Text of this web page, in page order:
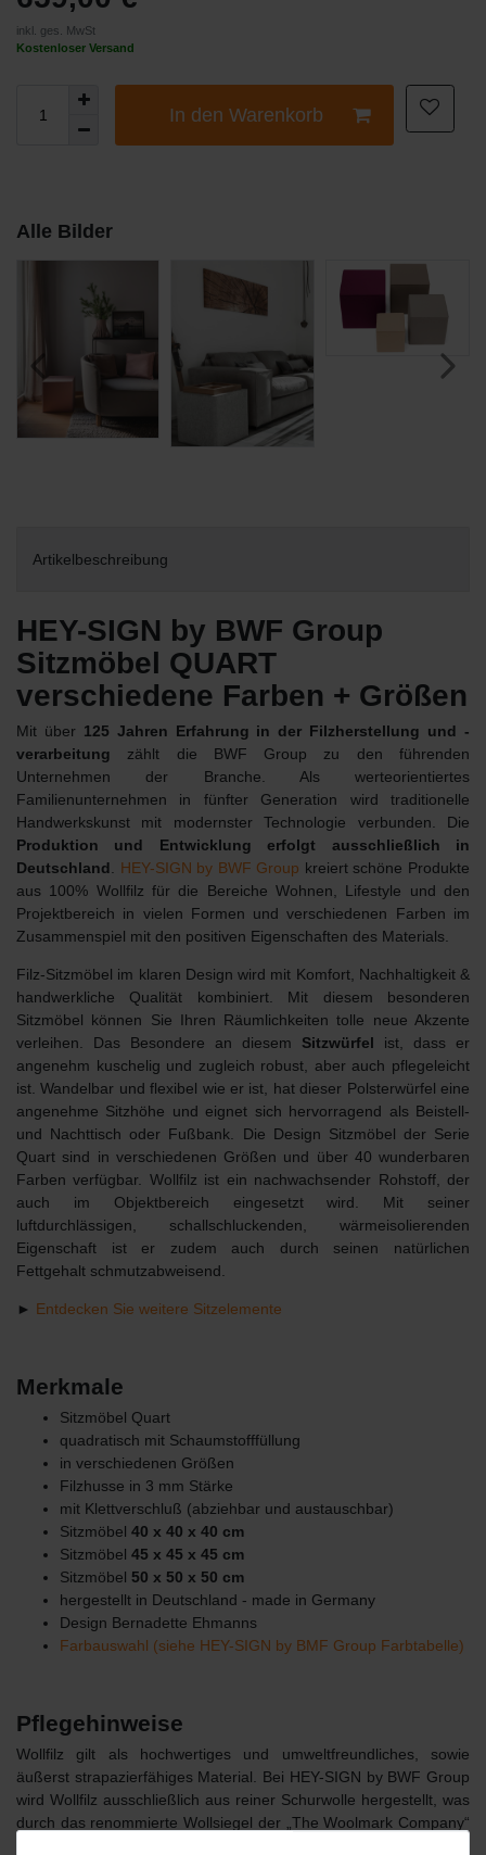
inkl. ges. MwSt
Kostenloser Versand
In den Warenkorb
Alle Bilder
Artikelbeschreibung
HEY-SIGN by BWF Group
Sitzmöbel QUART
verschiedene Farben + Größen
Mit über 125 Jahren Erfahrung in der Filzherstellung und -
verarbeitung zählt die BWF Group zu den führenden
Unternehmen der Branche. Als werteorientiertes
Familienunternehmen in fünfter Generation wird traditionelle
Handwerkskunst mit modernster Technologie verbunden. Die
Produktion und Entwicklung erfolgt ausschließlich in
Deutschland
HEY-SIGN by BWF Group kreiert schöne Produkte
aus 100% Wollfilz für die Bereiche Wohnen, Lifestyle und den
Projektbereich in vielen Formen und verschiedenen Farben im
Zusammenspiel mit den positiven Eigenschaften des Materials.
Filz-Sitzmöbel im klaren Design wird mit Komfort, Nachhaltigkeit &
handwerkliche Qualität kombiniert. Mit diesem besonderen
Sitzmöbel können Sie Ihren Räumlichkeiten tolle neue Akzente
verleihen. Das Besondere an diesem Sitzwürfel ist, dass er
angenehm kuschelig und zugleich robust, aber auch pflegeleicht
ist. Wandelbar und flexibel wie er ist, hat dieser Polsterwürfel eine
angenehme Sitzhöhe und eignet sich hervorragend als Beistell-
und Nachttisch oder Fußbank. Die Design Sitzmöbel der Serie
Quart sind in verschiedenen Größen und über 40 wunderbaren
Farben verfügbar. Wollfilz ist ein nachwachsender Rohstoff, der
auch im Objektbereich eingesetzt wird. Mit seiner
luftdurchlässigen, schallschluckenden, wärmeisolierenden
Eigenschaft ist er zudem auch durch seinen natürlichen
Fettgehalt schmutzabweisend.
► Entdecken Sie weitere Sitzelemente
Merkmale
Sitzmöbel Quart
quadratisch mit Schaumstofffüllung
in verschiedenen Größen
Filzhusse in 3 mm Stärke
mit Klettverschluß (abziehbar und austauschbar)
Sitzmöbel 40 x 40 x 40 cm
Sitzmöbel 45 x 45 x 45 cm
Sitzmöbel 50 x 50 x 50 cm
hergestellt in Deutschland - made in Germany
Design Bernadette Ehmanns
Farbauswahl (siehe HEY-SIGN by BMF Group Farbtabelle)
Pflegehinweise
Wollfilz gilt als hochwertiges und umweltfreundliches, sowie
äußerst strapazierfähiges Material. Bei HEY-SIGN by BWF Group
wird Wollfilz ausschließlich aus reiner Schurwolle hergestellt, was
durch das renommierte Wollsiegel der „The Woolmark Company“